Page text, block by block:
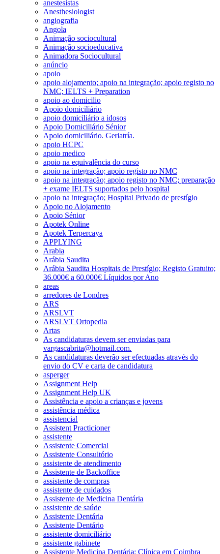
anestesistas
Anesthesiologist
angiografia
Angola
Animação sociocultural
Animação socioeducativa
Animadora Sociocultural
anúncio
apoio
apoio alojamento; apoio na integração; apoio registo no
NMC; IELTS + Preparation
apoio ao domicilio
Apoio domiciliário
apoio domiciliário a idosos
Apoio Domiciliário Sénior
Apoio domiciliário. Geriatría.
apoio HCPC
apoio medico
apoio na equivalência do curso
apoio na integração; apoio registo no NMC
apoio na integração; apoio registo no NMC; preparação
+ exame IELTS suportados pelo hospital
apoio na integração; Hospital Privado de prestígio
Apoio no Alojamento
Apoio Sénior
Apotek Online
Apotek Terpercaya
APPLYING
Arabia
Arábia Saudita
Arábia Saudita Hospitais de Prestígio; Registo Gratuito;
36.000€ a 60.000€ Líquidos por Ano
areas
arredores de Londres
ARS
ARSLVT
ARSLVT Ortopedia
Artas
As candidaturas devem ser enviadas para
vargascabrita@hotmail.com.
As candidaturas deverão ser efectuadas através do
envio do CV e carta de candidatura
asperger
Assignment Help
Assignment Help UK
Assistência e apoio a crianças e jovens
assistência médica
assistencial
Assistent Practicioner
assistente
Assistente Comercial
Assistente Consultório
assistente de atendimento
Assistente de Backoffice
assistente de compras
assistente de cuidados
Assistente de Medicina Dentária
assistente de saúde
Assistente Dentária
Assistente Dentário
assistente domiciliário
assistente gabinete
Assistente Medicina Dentária; Clínica em Coimbra